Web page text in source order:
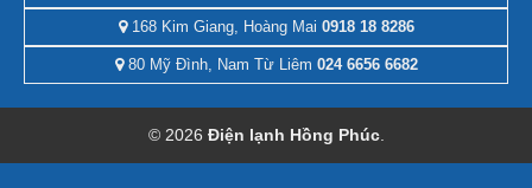
168 Kim Giang, Hoàng Mai 0918 18 8286
80 Mỹ Đình, Nam Từ Liêm 024 6656 6682
© 2026 Điện lạnh Hồng Phúc.